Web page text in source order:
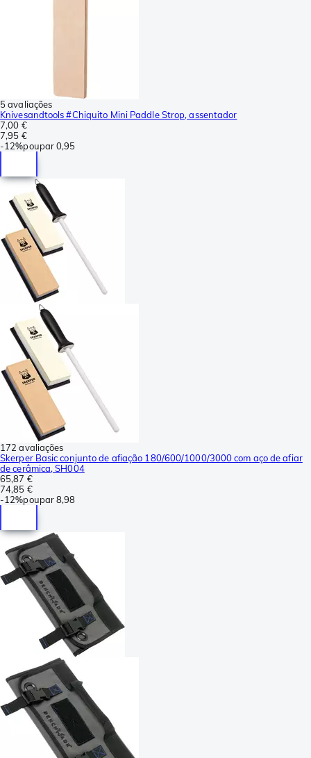
5 avaliações
Knivesandtools #Chiquito Mini Paddle Strop, assentador
7,00 €
7,95 €
-12%poupar0,95
172 avaliações
Skerper Basic conjunto de afiação 180/600/1000/3000 com aço de afiar
de cerâmica, SH004
65,87 €
74,85 €
-12%poupar8,98